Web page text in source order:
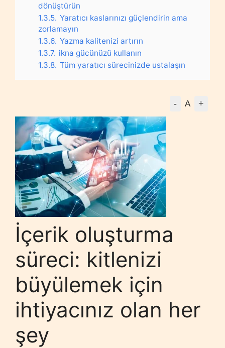
dönüştürün
1.3.5. Yaratıcı kaslarınızı güçlendirin ama
zorlamayın
1.3.6. Yazma kalitenizi artırın
1.3.7. ikna gücünüzü kullanın
1.3.8. Tüm yaratıcı sürecinizde ustalaşın
- A +
İçerik oluşturma
süreci: kitlenizi
büyülemek için
ihtiyacınız olan her
şey